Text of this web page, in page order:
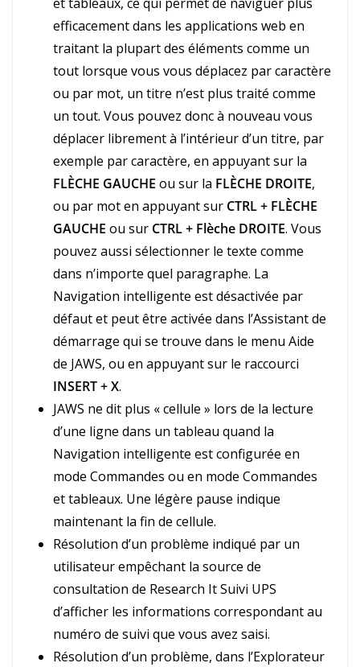
et tableaux, ce qui permet de naviguer plus
efficacement dans les applications web en
traitant la plupart des éléments comme un
tout lorsque vous vous déplacez par caractère
ou par mot, un titre n’est plus traité comme
un tout. Vous pouvez donc à nouveau vous
déplacer librement à l’intérieur d’un titre, par
exemple par caractère, en appuyant sur la
FLÈCHE GAUCHE ou sur la FLÈCHE DROITE,
ou par mot en appuyant sur CTRL + FLÈCHE
GAUCHE ou sur CTRL + Flèche DROITE. Vous
pouvez aussi sélectionner le texte comme
dans n’importe quel paragraphe. La
Navigation intelligente est désactivée par
défaut et peut être activée dans l’Assistant de
démarrage qui se trouve dans le menu Aide
de JAWS, ou en appuyant sur le raccourci
INSERT + X.
JAWS ne dit plus « cellule » lors de la lecture
d’une ligne dans un tableau quand la
Navigation intelligente est configurée en
mode Commandes ou en mode Commandes
et tableaux. Une légère pause indique
maintenant la fin de cellule.
Résolution d’un problème indiqué par un
utilisateur empêchant la source de
consultation de Research It Suivi UPS
d’afficher les informations correspondant au
numéro de suivi que vous avez saisi.
Résolution d’un problème, dans l’Explorateur